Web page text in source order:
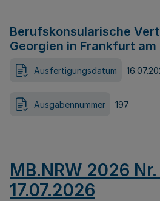
Berufskonsularische
Georgien in Frankfurt am
Ausfertigungsdatum
Ausgabennummer 197
MB.NRW 2026
17.07.2026